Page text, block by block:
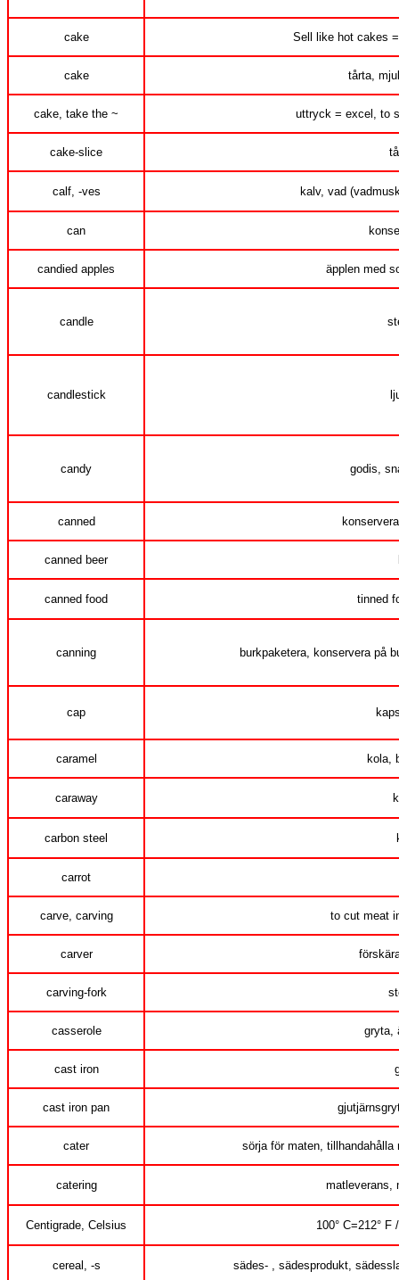
cake Sell like hot cakes
cake tårta,
cake, take the ~ uttryck = excel, to
cake-slice
calf, -ves kalv, vad
can
candied apples äpplen med
candle
candlestick
candy godis,
canned
canned beer
canned food tinned
canning burkpaketera, konservera på
cap
caramel kola,
caraway
carbon steel
carrot
carve, carving to cut meat
carver
carving-fork
casserole gryta,
cast iron
cast iron pan
cater sörja för maten,
catering matleverans,
Centigrade, Celsius 100° C=212° F
cereal, -s sädes- , sädesprodukt,